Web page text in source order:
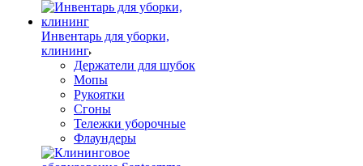
Инвентарь для уборки,
клининг
Держатели для шубок
Мопы
Рукоятки
Сгоны
Тележки уборочные
Флаундеры